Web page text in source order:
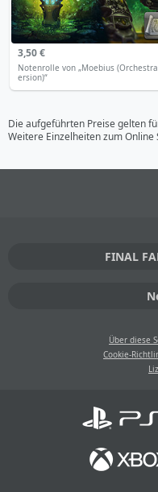
3,50 €
Notenrolle von „Moebius
ersion)“
Die aufgeführten Preise gelten
Weitere Einzelheiten zum Online
FINAL
Über diese
Cookie-